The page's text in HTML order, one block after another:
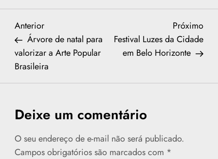
N
a
v
g
a
Previous
Post
Anterior
Árvore de natal para
valorizar a Arte Popular
Brasileira
Post
Próximo
Festival Luzes da Cidade
em Belo Horizonte
Deixe um comentário
O seu endereço de e-mail não será publicado.
Campos obrigatórios são marcados com *